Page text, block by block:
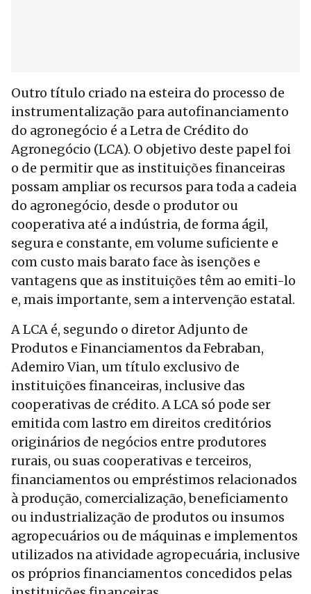
Outro título criado na esteira do processo de
instrumentalização para autofinanciamento
do agronegócio é a Letra de Crédito do
Agronegócio (LCA). O objetivo deste papel foi
o de permitir que as instituições financeiras
possam ampliar os recursos para toda a cadeia
do agronegócio, desde o produtor ou
cooperativa até a indústria, de forma ágil,
segura e constante, em volume suficiente e
com custo mais barato face às isenções e
vantagens que as instituições têm ao emiti-lo
e, mais importante, sem a intervenção estatal.
A LCA é, segundo o diretor Adjunto de
Produtos e Financiamentos da Febraban,
Ademiro Vian, um título exclusivo de
instituições financeiras, inclusive das
cooperativas de crédito. A LCA só pode ser
emitida com lastro em direitos creditórios
originários de negócios entre produtores
rurais, ou suas cooperativas e terceiros,
financiamentos ou empréstimos relacionados
à produção, comercialização, beneficiamento
ou industrialização de produtos ou insumos
agropecuários ou de máquinas e implementos
utilizados na atividade agropecuária, inclusive
os próprios financiamentos concedidos pelas